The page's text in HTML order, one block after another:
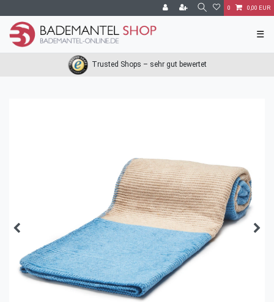
0 0,00 EUR
☰
Trusted Shops – sehr gut bewertet